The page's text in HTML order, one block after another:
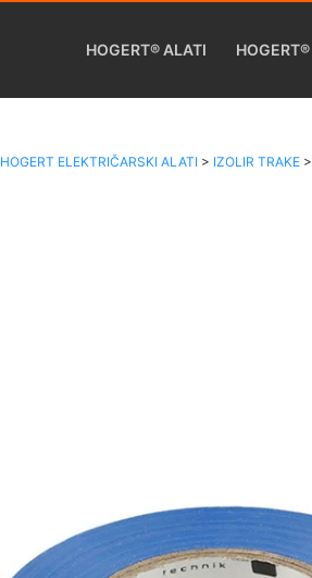
HOGERT® ALATI
HOGERT ELEKTRIČARSKI ALATI > IZOLIR TRAKE >